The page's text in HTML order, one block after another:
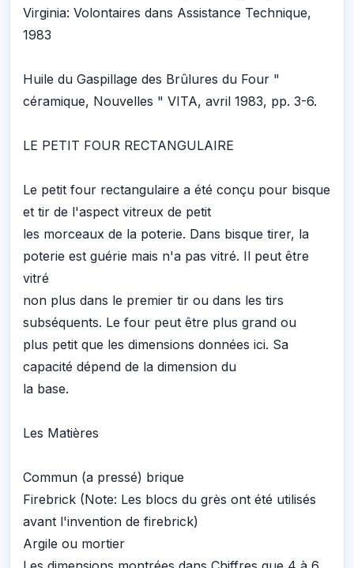
Virginia: Volontaires dans Assistance Technique,
1983
Huile du Gaspillage des Brûlures du Four "
céramique, Nouvelles " VITA, avril 1983, pp. 3-6.
LE PETIT FOUR RECTANGULAIRE
Le petit four rectangulaire a été conçu pour bisque
et tir de l'aspect vitreux de petit
les morceaux de la poterie. Dans bisque tirer, la
poterie est guérie mais n'a pas vitré. Il peut être
vitré
non plus dans le premier tir ou dans les tirs
subséquents. Le four peut être plus grand ou
plus petit que les dimensions données ici. Sa
capacité dépend de la dimension du
la base.
Les Matières
Commun (a pressé) brique
Firebrick (Note: Les blocs du grès ont été utilisés
avant l'invention de firebrick)
Argile ou mortier